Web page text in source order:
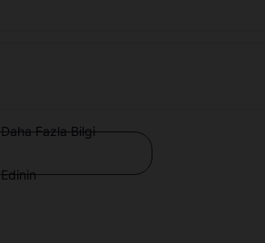
Daha Fazla Bilgi
Edinin